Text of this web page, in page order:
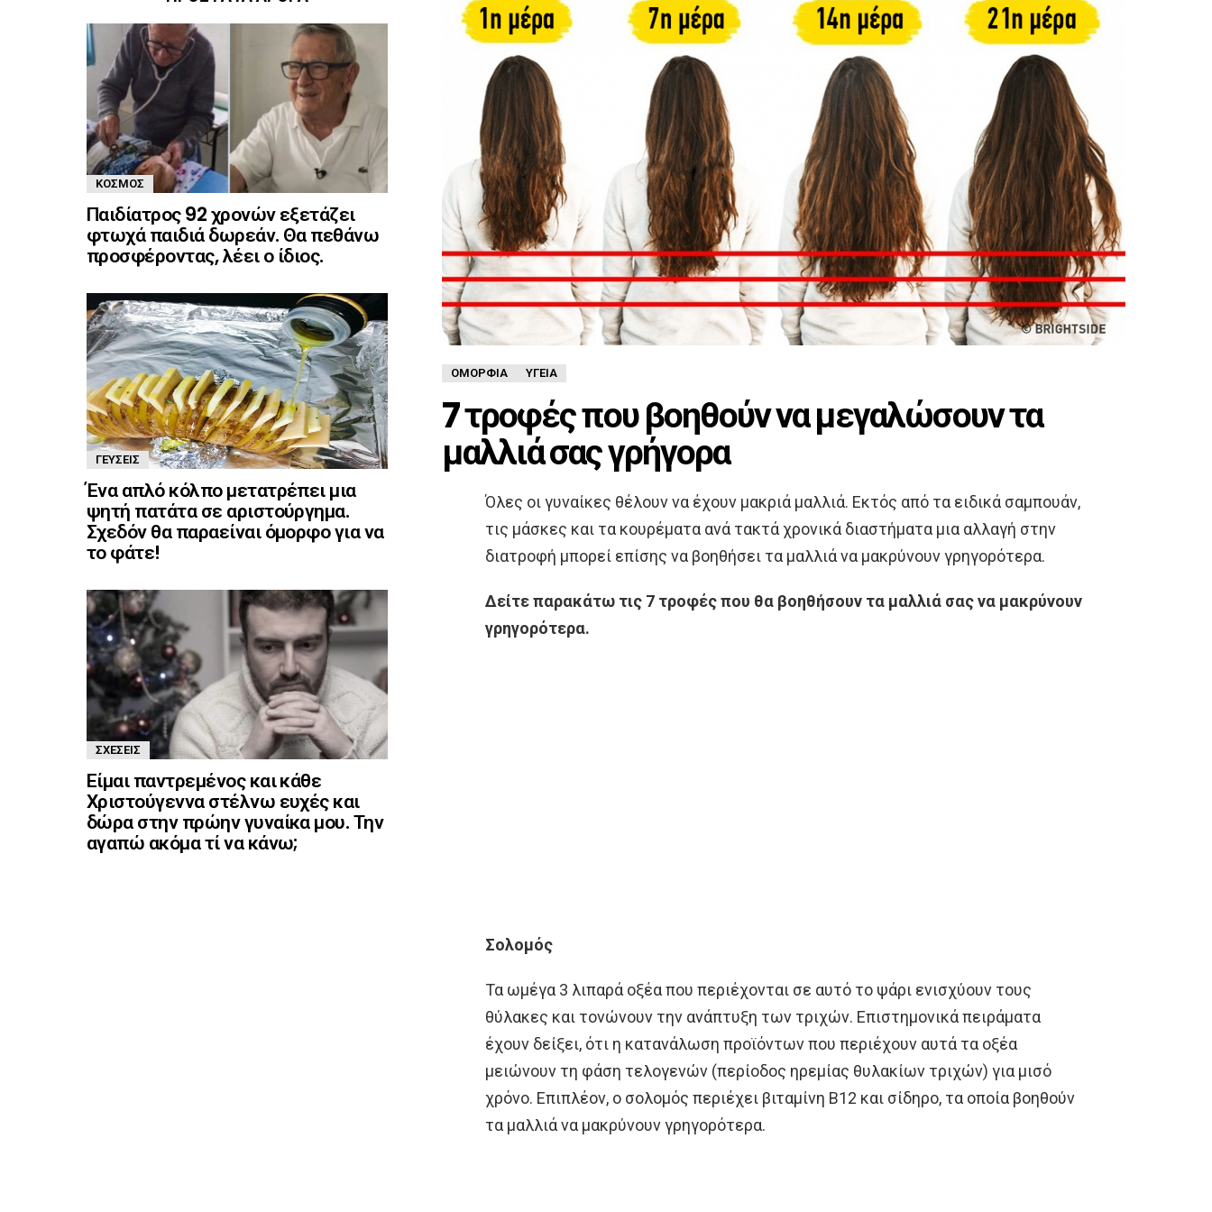
ΟΜΟΡΦΙΆ ΥΓΕΊΑ
7 τροφές που βοηθούν να μεγαλώσουν τα
μαλλιά σας γρήγορα
Όλες οι γυναίκες θέλουν να έχουν μακριά μαλλιά. Εκτός από τα ειδικά σαμπουάν,
τις μάσκες και τα κουρέματα ανά τακτά χρονικά διαστήματα μια αλλαγή στην
διατροφή μπορεί επίσης να βοηθήσει τα μαλλιά να μακρύνουν γρηγορότερα.
Δείτε παρακάτω τις 7 τροφές που θα βοηθήσουν τα μαλλιά σας να μακρύνουν
γρηγορότερα.
Σολομός
Τα ωμέγα 3 λιπαρά οξέα που περιέχονται σε αυτό το ψάρι ενισχύουν τους
θύλακες και τονώνουν την ανάπτυξη των τριχών. Επιστημονικά πειράματα
έχουν δείξει, ότι η κατανάλωση προϊόντων που περιέχουν αυτά τα οξέα
μειώνουν τη φάση τελογενών (περίοδος ηρεμίας θυλακίων τριχών) για μισό
χρόνο. Επιπλέον, ο σολομός περιέχει βιταμίνη Β12 και σίδηρο, τα οποία βοηθούν
τα μαλλιά να μακρύνουν γρηγορότερα.
ΚΌΣΜΟΣ
Παιδίατρος 92 χρονών εξετάζει
φτωχά παιδιά δωρεάν. Θα πεθάνω
προσφέροντας, λέει ο ίδιος.
ΓΕΎΣΕΙΣ
Ένα απλό κόλπο μετατρέπει μια
ψητή πατάτα σε αριστούργημα.
Σχεδόν θα παραείναι όμορφο για να
το φάτε!
ΣΧΈΣΕΙΣ
Είμαι παντρεμένος και κάθε
Χριστούγεννα στέλνω ευχές και
δώρα στην πρώην γυναίκα μου. Την
αγαπώ ακόμα τί να κάνω;